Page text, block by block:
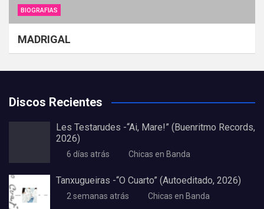
BIOGRAFIAS
MADRIGAL
Discos Recientes
Les Testarudes -“Ai, Mare!” (Buenritmo Records,
2026)
6 días atrás Chicas en Banda
Tanxugueiras -“O Cuarto” (Autoeditado, 2026)
2 semanas atrás Chicas en Banda